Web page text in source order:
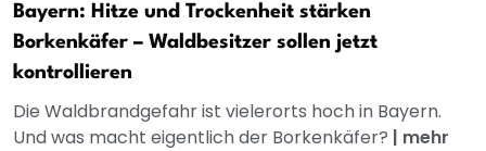
Bayern: Hitze und Trockenheit stärken
Borkenkäfer – Waldbesitzer sollen jetzt
kontrollieren
Die Waldbrandgefahr ist vielerorts hoch in Bayern.
Und was macht eigentlich der Borkenkäfer? | mehr